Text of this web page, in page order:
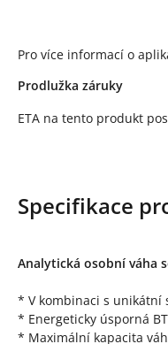
Pro více informací o
Prodlužka záruky
ETA na tento produkt
Specifikace
Analytická osobní váha
* V kombinaci s unikátní
* Energeticky úsporná
* Maximální kapacita